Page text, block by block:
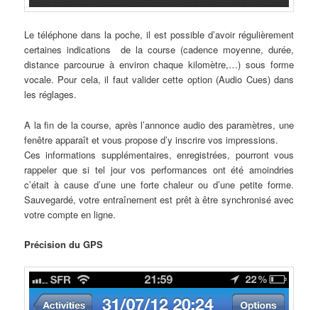
Le téléphone dans la poche, il est possible d’avoir régulièrement
certaines indications de la course (cadence moyenne, durée,
distance parcourue à environ chaque kilomètre,…) sous forme
vocale. Pour cela, il faut valider cette option (Audio Cues) dans
les réglages.
A la fin de la course, après l’annonce audio des paramètres, une
fenêtre apparaît et vous propose d’y inscrire vos impressions.
Ces informations supplémentaires, enregistrées, pourront vous
rappeler que si tel jour vos performances ont été amoindries
c’était à cause d’une une forte chaleur ou d’une petite forme.
Sauvegardé, votre entraînement est prêt à être synchronisé avec
votre compte en ligne.
Précision du GPS